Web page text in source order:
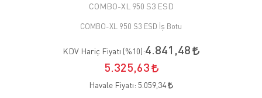
COMBO-XL 950 S3 ESD
COMBO-XL 950 S3 ESD İş Botu
KDV Hariç Fiyatı (%10):4.841,48
5.325,63
Havale Fiyatı: 5.059,34